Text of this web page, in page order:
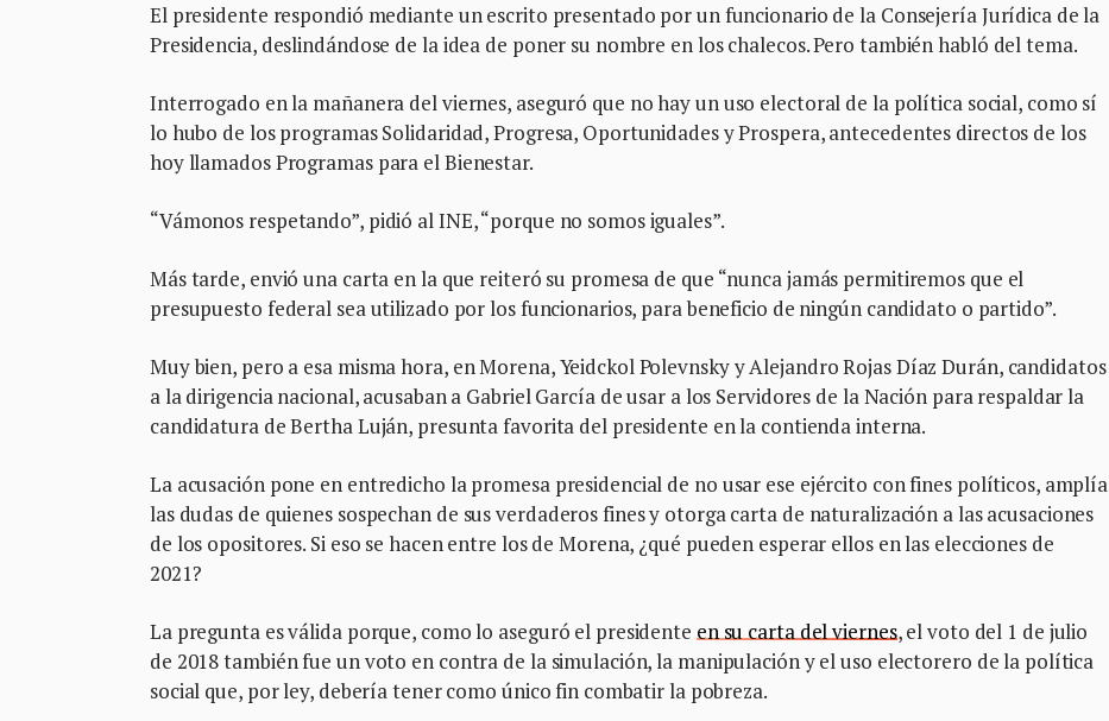
El presidente respondió mediante un escrito presentado por un funcionario de la Consejería Jurídica de la
Presidencia, deslindándose de la idea de poner su nombre en los chalecos. Pero también habló del tema.
Interrogado en la mañanera del viernes, aseguró que no hay un uso electoral de la política social, como sí
lo hubo de los programas Solidaridad, Progresa, Oportunidades y Prospera, antecedentes directos de los
hoy llamados Programas para el Bienestar.
“Vámonos respetando”, pidió al INE, “porque no somos iguales”.
Más tarde, envió una carta en la que reiteró su promesa de que “nunca jamás permitiremos que el
presupuesto federal sea utilizado por los funcionarios, para beneficio de ningún candidato o partido”.
Muy bien, pero a esa misma hora, en Morena, Yeidckol Polevnsky y Alejandro Rojas Díaz Durán, candidatos
a la dirigencia nacional, acusaban a Gabriel García de usar a los Servidores de la Nación para respaldar la
candidatura de Bertha Luján, presunta favorita del presidente en la contienda interna.
La acusación pone en entredicho la promesa presidencial de no usar ese ejército con fines políticos, amplía
las dudas de quienes sospechan de sus verdaderos fines y otorga carta de naturalización a las acusaciones
de los opositores. Si eso se hacen entre los de Morena, ¿qué pueden esperar ellos en las elecciones de
2021?
La pregunta es válida porque, como lo aseguró el presidente en su carta del viernes, el voto del 1 de julio
de 2018 también fue un voto en contra de la simulación, la manipulación y el uso electorero de la política
social que, por ley, debería tener como único fin combatir la pobreza.